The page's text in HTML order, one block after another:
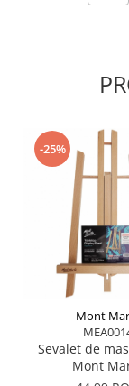
-25%
Mont
Sevalet de
Mont